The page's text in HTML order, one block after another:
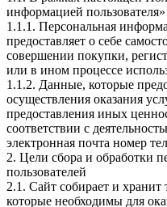
информацией
1.1.1. Персональная
предоставляет о себе
совершении покупки,
или в ином процессе
1.1.2. Данные, которые
осуществления оказания
предоставления иных
соответствии с
электронная почта номер
2. Цели сбора и обработки
пользователей
2.1. Сайт собирает и хранит
которые необходимы для